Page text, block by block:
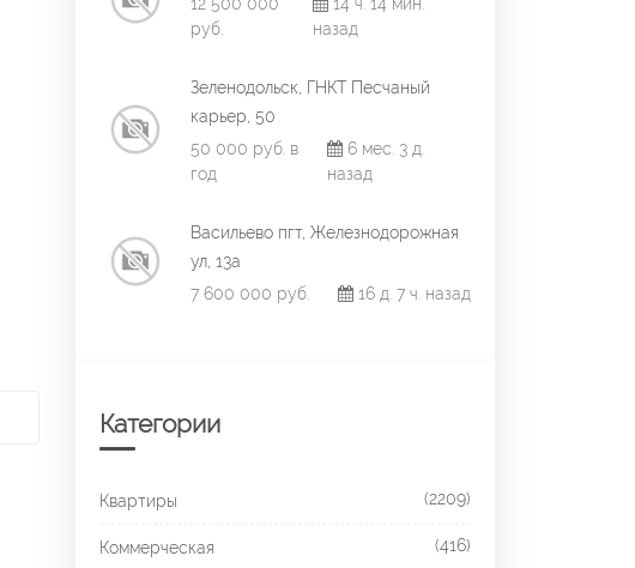
руб.
назад
Зеленодольск, ГНКТ Песчаный
карьер, 50
50 000 руб. в
год
6 мес. 3 д.
назад
Васильево пгт, Железнодорожная
ул, 13а
7 600 000 руб.
16 д. 7 ч. назад
Категории
Квартиры (2209)
Коммерческая (416)